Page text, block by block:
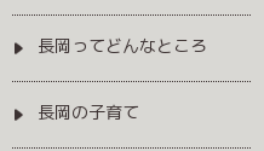
長岡ってどんなところ
長岡の子育て